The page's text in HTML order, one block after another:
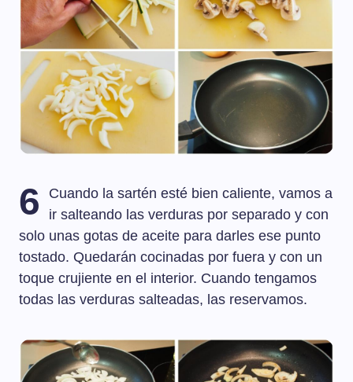
6
Cuando la sartén esté bien caliente, vamos a
ir salteando las verduras por separado y con
solo unas gotas de aceite para darles ese punto
tostado. Quedarán cocinadas por fuera y con un
toque crujiente en el interior. Cuando tengamos
todas las verduras salteadas, las reservamos.